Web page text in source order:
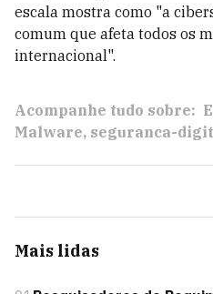
escala mostra como "a
comum que afeta todos os
internacional".
Acompanhe tudo sobre:
Malware seguranca-
Mais lidas